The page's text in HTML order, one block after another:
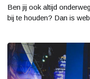
Ben jij ook altijd
bij te houden? Dan is